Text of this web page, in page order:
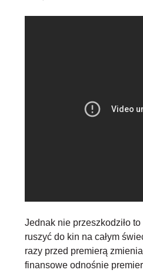
Jednak nie przeszkodziło
ruszyć do kin na całym
razy przed premierą
finansowe odnośnie